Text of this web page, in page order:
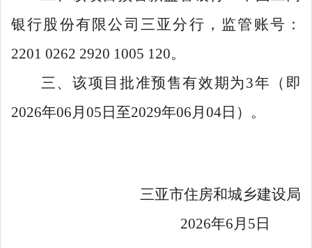
银行股份有限公司三亚分行，监管账号：
2201 0262 2920 1005 120。
三、该项目批准预售有效期为 3年（即
2026年06 月 05 日至2029年06 月 04日）。
三亚市住房和城乡建设局
2026年6 月 5 日